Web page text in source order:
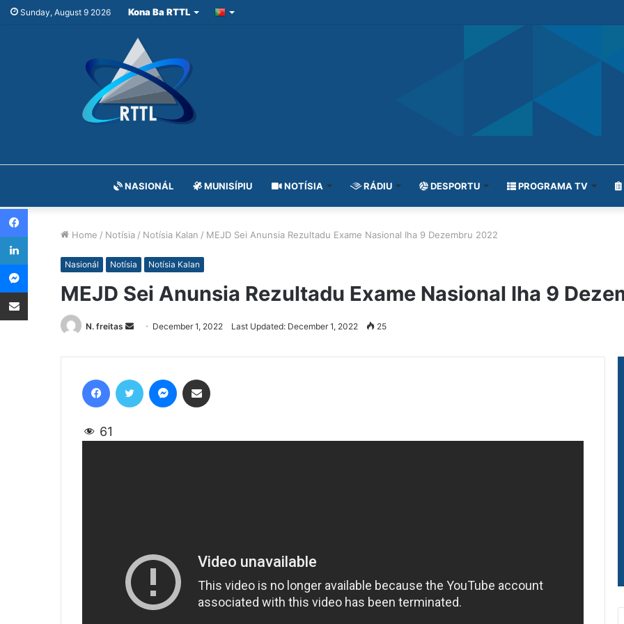
Sunday, August 9 2026 Kona Ba RTTL
NASIONÁL MUNISÍPIU NOTÍSIA RÁDIU DESPORTU PROGRAMA TV
Home / Notísia / Notísia Kalan / MEJD Sei Anunsia Rezultadu Exame Nasional Iha 9 Dezembru 2022
Nasionál Notísia Notísia Kalan
MEJD Sei Anunsia Rezultadu Exame Nasional Iha 9
N. freitas
Send
email
December 1, 2022 Last Updated: December 1, 2022 25
61
Facebook
LinkedIn
Messenger